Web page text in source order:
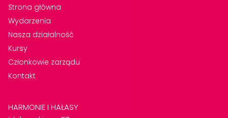
Strona główna
Wydarzenia
Nasza działalność
Kursy
Członkowie zarządu
Kontakt
HARMONIE I HAŁASY